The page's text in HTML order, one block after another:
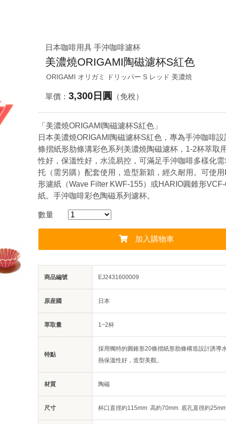
日本咖啡用具 手沖咖啡濾杯
美濃燒ORIGAMI陶磁濾杯S紅色
ORIGAMI オリガミ ドリッパー S レッド 美濃焼
單價： 3,300日圓 （免稅）
「美濃燒ORIGAMI陶磁濾杯S紅色」
日本美濃燒ORIGAMI陶磁濾杯S紅色，專為手沖咖啡設
條摺紙形肋條溝彩色系列美濃燒陶磁濾杯，1-2杯萃取
性好，保溫性好，水流易控，可滿足手沖咖啡多樣化
托（需另購）配套使用，造型新穎，經久耐用。可使
形濾紙（Wave Filter KWF-155）或HARIO圓錐形
紙。手沖咖啡彩色陶磁系列濾杯。
數量
加入購物車
商品編號 EJ2431600009
原産國 日本
萃取量 1~2杯
特點
採用獨特的圓錐形20條摺紙形肋條構造設計誘導
熱保溫性好，造型美觀。
材質 陶磁
尺寸 杯口直徑約115mm 高約70mm 底孔直徑約